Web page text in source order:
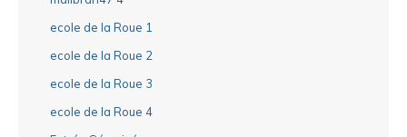
ecole de la Roue 1
ecole de la Roue 2
ecole de la Roue 3
ecole de la Roue 4